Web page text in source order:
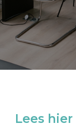
Lees hier